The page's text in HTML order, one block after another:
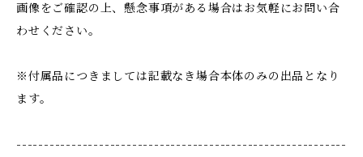
画像をご確認の上、懸念事項がある場合はお気軽にお問い合
わせください。
※付属品につきましては記載なき場合本体のみの出品となり
ます。
------------------------------------------------------------